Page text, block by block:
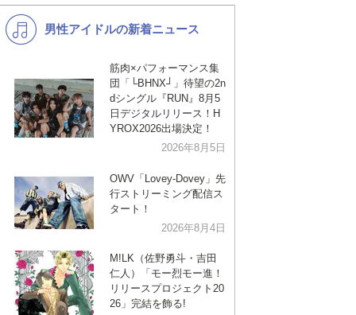
K-POP 演歌・歌謡
洋楽
VTuber ディズニー
男性アイドルの新着ニュース
筋肉×パフォーマンス集
団「└BHNX┘」待望の2n
dシングル『RUN』8月5
日デジタルリリース！H
YROX2026出場決定！
2026年8月5日
OWV「Lovey-Dovey」先
行ストリーミング配信ス
タート！
2026年8月4日
M!LK（佐野勇斗・吉田
仁人）「モー烈モー進！
リリースプロジェクト20
26」完結を飾る!